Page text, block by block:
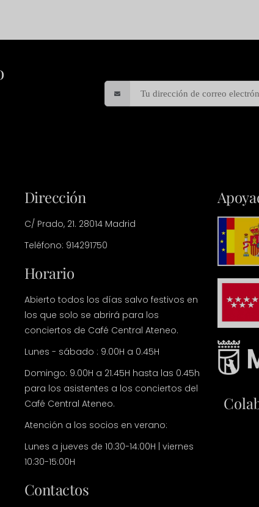
Dirección
C/ Prado, 21. 28014 Madrid
Teléfono: 914291750
Horario
Abierto todos los días salvo festivos en
los que solo se abrirá para los
conciertos de Café Central Ateneo.
Lunes - sábado : 9.00H a 0.45H
Domingo: 9.00H a 21.45H hasta las 0.45h
para los asistentes a los conciertos del
Café Central Ateneo.
Atención a los socios en verano:
Lunes a jueves de 10:30-14:00H | viernes
10:30-15:00H
Contactos